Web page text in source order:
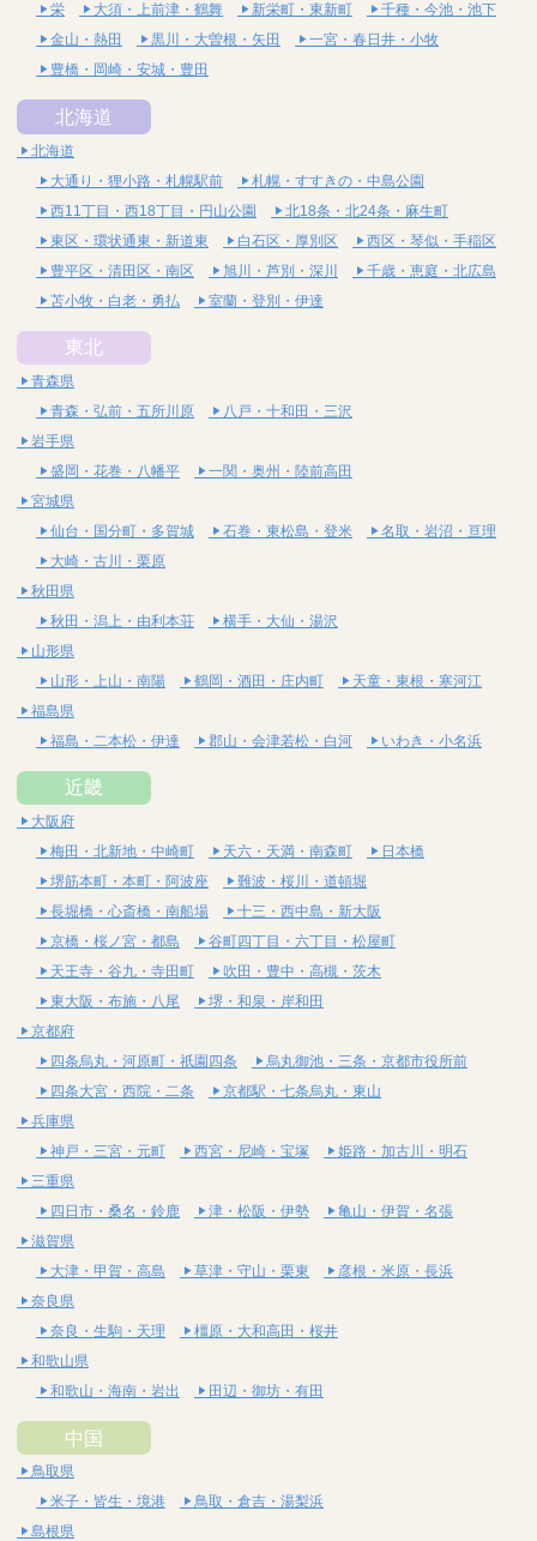
栄
大須・上前津・鶴舞 新栄町・東新町
千種・今池・池下
金山・熱田
黒川・大曽根・矢田
一宮・春日井・小牧
豊橋・岡崎・安城・豊田
北海道
北海道
大通り・狸小路・札幌駅前
札幌・すすきの・中島公園
西11丁目・西18丁目・円山公園
北18条・北24条・麻生町
東区・環状通東・新道東
白石区・厚別区
西区・琴似・手稲区
豊平区・清田区・南区
旭川・芦別・深川
千歳・恵庭・北広島
苫小牧・白老・勇払
室蘭・登別・伊達
東北
青森県
青森・弘前・五所川原
八戸・十和田・三沢
岩手県
盛岡・花巻・八幡平
一関・奥州・陸前高田
宮城県
仙台・国分町・多賀城
石巻・東松島・登米
名取・岩沼・亘理
大崎・古川・栗原
秋田県
秋田・潟上・由利本荘
横手・大仙・湯沢
山形県
山形・上山・南陽
鶴岡・酒田・庄内町
天童・東根・寒河江
福島県
福島・二本松・伊達
郡山・会津若松・白河 いわき・小名浜
近畿
大阪府
梅田・北新地・中崎町
天六・天満・南森町
日本橋
堺筋本町・本町・阿波座
難波・桜川・道頓堀
長堀橋・心斎橋・南船場
十三・西中島・新大阪
京橋・桜ノ宮・都島
谷町四丁目・六丁目・松屋町
天王寺・谷九・寺田町
吹田・豊中・高槻・茨木
東大阪・布施・八尾
堺・和泉・岸和田
京都府
四条烏丸・河原町・祇園四条
烏丸御池・三条・京都市役所前
四条大宮・西院・二条
京都駅・七条烏丸・東山
兵庫県
神戸・三宮・元町
西宮・尼崎・宝塚
姫路・加古川・明石
三重県
四日市・桑名・鈴鹿
津・松阪・伊勢
亀山・伊賀・名張
滋賀県
大津・甲賀・高島
草津・守山・栗東
彦根・米原・長浜
奈良県
奈良・生駒・天理
橿原・大和高田・桜井
和歌山県
和歌山・海南・岩出
田辺・御坊・有田
中国
鳥取県
米子・皆生・境港
鳥取・倉吉・湯梨浜
島根県